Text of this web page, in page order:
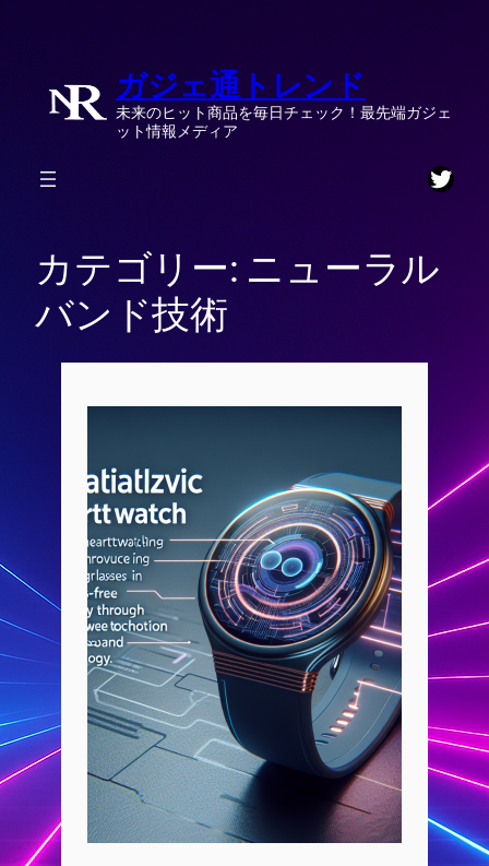
ガジェ通トレンド
未来のヒット商品を毎日チェック！最先端ガジェ
ット情報メディア
カテゴリー: ニューラル
バンド技術